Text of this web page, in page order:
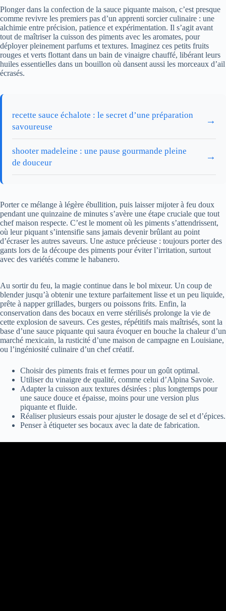
Plonger dans la confection de la sauce piquante maison, c’est presque
comme revivre les premiers pas d’un apprenti sorcier culinaire : une
alchimie entre précision, patience et expérimentation. Il s’agit avant
tout de maîtriser la cuisson des piments avec les aromates, pour
déployer pleinement parfums et textures. Imaginez ces petits fruits
rouges et verts flottant dans un bain de vinaigre chauffé, libérant leurs
huiles essentielles dans un bouillon où dansent aussi les morceaux d’ail
écrasés.
recette sauce échalote : le secret d’une préparation
savoureuse
→
shooter madeleine : une pause gourmande pleine
de douceur
→
Porter ce mélange à légère ébullition, puis laisser mijoter à feu doux
pendant une quinzaine de minutes s’avère une étape cruciale que tout
chef maison respecte. C’est le moment où les piments s’attendrissent,
où leur piquant s’intensifie sans jamais devenir brûlant au point
d’écraser les autres saveurs. Une astuce précieuse : toujours porter des
gants lors de la découpe des piments pour éviter l’irritation, surtout
avec des variétés comme le habanero.
Au sortir du feu, la magie continue dans le bol mixeur. Un coup de
blender jusqu’à obtenir une texture parfaitement lisse et un peu liquide,
prête à napper grillades, burgers ou poissons frits. Enfin, la
conservation dans des bocaux en verre stérilisés prolonge la vie de
cette explosion de saveurs. Ces gestes, répétitifs mais maîtrisés, sont la
base d’une sauce piquante qui saura évoquer en bouche la chaleur d’un
marché mexicain, la rusticité d’une maison de campagne en Louisiane,
ou l’ingéniosité culinaire d’un chef créatif.
Choisir des piments frais et fermes pour un goût optimal.
Utiliser du vinaigre de qualité, comme celui d’Alpina Savoie.
Adapter la cuisson aux textures désirées : plus longtemps pour
une sauce douce et épaisse, moins pour une version plus
piquante et fluide.
Réaliser plusieurs essais pour ajuster le dosage de sel et d’épices.
Penser à étiqueter ses bocaux avec la date de fabrication.